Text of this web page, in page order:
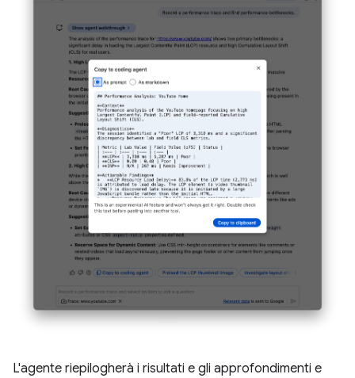
L'agente riepilogherà i risultati e gli approfondimenti e